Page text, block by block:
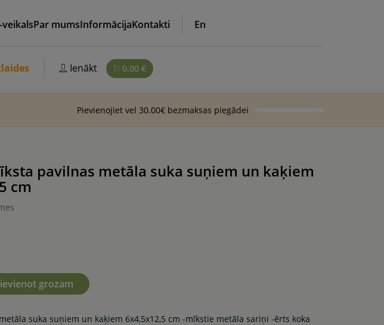
veikalsPar mumsInformācijaKontakti En
Ienākt 0.00 €
Pievienojiet vel 30.00€ bezmaksas piegādei
pavilnas metāla suka suņiem un kaķiem
cm
grozam
suka suņiem un kaķiem 6x4,5x12,5 cm -mīkstie metāla sariņi -ērts koka